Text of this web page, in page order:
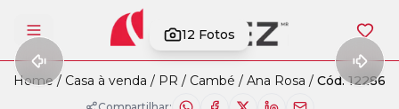
Abrir menu 12 Fotos
Home / Casa à venda / PR / Cambé / Ana Rosa / Cód. 12286